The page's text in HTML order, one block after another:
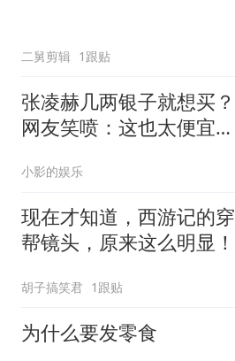
二舅剪辑 1跟贴
张凌赫几两银子就想买？
网友笑喷：这也太便宜了
小影的娱乐
现在才知道，西游记的穿
帮镜头，原来这么明显！
胡子搞笑君 1跟贴
为什么要发零食